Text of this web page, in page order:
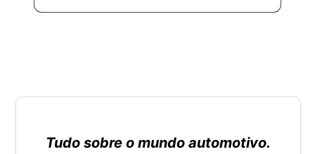
Tudo sobre o mundo automotivo.